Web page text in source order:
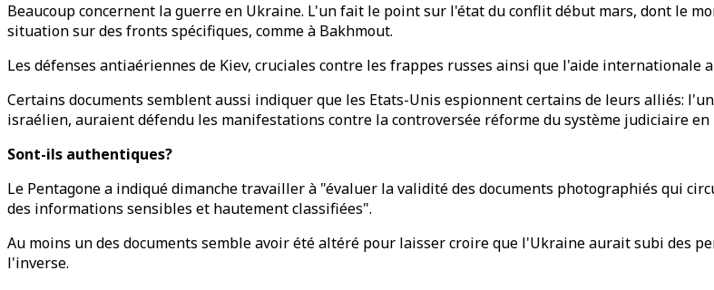
Beaucoup concernent la guerre en Ukraine. L'un fait le point sur l'état du conflit début mars, dont le
situation sur des fronts spécifiques, comme à Bakhmout.
Les défenses antiaériennes de Kiev, cruciales contre les frappes russes ainsi que l'aide
Certains documents semblent aussi indiquer que les Etats-Unis espionnent certains de leurs alliés:
israélien, auraient défendu les manifestations contre la controversée réforme du système judiciaire en
Sont-ils authentiques?
Le Pentagone a indiqué dimanche travailler à "évaluer la validité des documents photographiés qui
des informations sensibles et hautement classifiées".
Au moins un des documents semble avoir été altéré pour laisser croire que l'Ukraine aurait subi des
l'inverse.